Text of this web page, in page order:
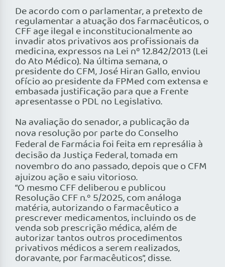
De acordo com o parlamentar, a pretexto de
regulamentar a atuação dos farmacêuticos, o
CFF age ilegal e inconstitucionalmente ao
invadir atos privativos aos profissionais da
medicina, expressos na Lei nº 12.842/2013 (Lei
do Ato Médico). Na última semana, o
presidente do CFM, José Hiran Gallo, enviou
ofício ao presidente da FPMed com extensa e
embasada justificação para que a Frente
apresentasse o PDL no Legislativo.
Na avaliação do senador, a publicação da
nova resolução por parte do Conselho
Federal de Farmácia foi feita em represália à
decisão da Justiça Federal, tomada em
novembro do ano passado, depois que o CFM
ajuizou ação e saiu vitorioso.
“O mesmo CFF deliberou e publicou
Resolução CFF n.º 5/2025, com análoga
matéria, autorizando o farmacêutico a
prescrever medicamentos, incluindo os de
venda sob prescrição médica, além de
autorizar tantos outros procedimentos
privativos médicos a serem realizados,
doravante, por farmacêuticos”, disse.